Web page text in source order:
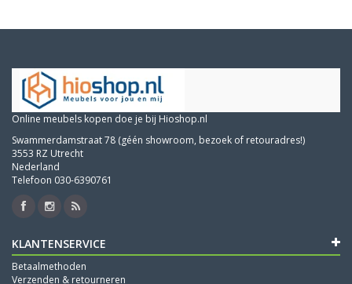
Online meubels kopen doe je bij Hioshop.nl
Swammerdamstraat 78 (géén showroom, bezoek of retouradres!)
3553 RZ Utrecht
Nederland
Telefoon 030-6390761
KLANTENSERVICE
Betaalmethoden
Verzenden & retourneren